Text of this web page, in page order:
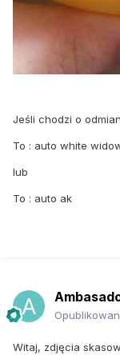
Jeśli chodzi o
To : auto white
lub
To : auto ak
Witaj, zdjęcia